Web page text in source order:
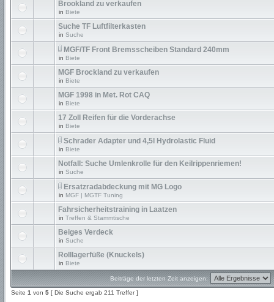
Brookland zu verkaufen
in Biete
Suche TF Luftfilterkasten
in Suche
MGF/TF Front Bremsscheiben Standard 240mm
in Biete
MGF Brockland zu verkaufen
in Biete
MGF 1998 in Met. Rot CAQ
in Biete
17 Zoll Reifen für die Vorderachse
in Biete
Schrader Adapter und 4,5l Hydrolastic Fluid
in Biete
Notfall: Suche Umlenkrolle für den Keilrippenriemen!
in Suche
Ersatzradabdeckung mit MG Logo
in MGF | MGTF Tuning
Fahrsicherheitstraining in Laatzen
in Treffen & Stammtische
Beiges Verdeck
in Suche
Rolllagerfüße (Knuckels)
in Biete
Beiträge der letzten Zeit anzeigen:
Seite 1 von 5 [ Die Suche ergab 211 Treffer ]